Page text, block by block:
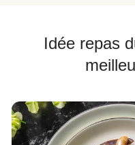
Idée repas